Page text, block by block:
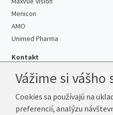
Menicon
AMO
Unimed Pharma
Kontakt
Telefón:+421 222 205 863
E-mail:info@kup-sosovky.sk
Vážime si vášho
Cookies sa používajú na
preferencií, analýzu